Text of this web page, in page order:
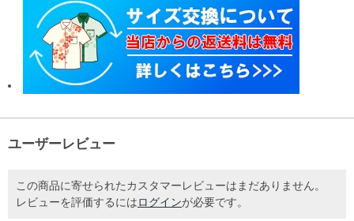
ユーザーレビュー
この商品に寄せられたカスタマーレビューはまだありません。
レビューを評価するには ログインが必要です。